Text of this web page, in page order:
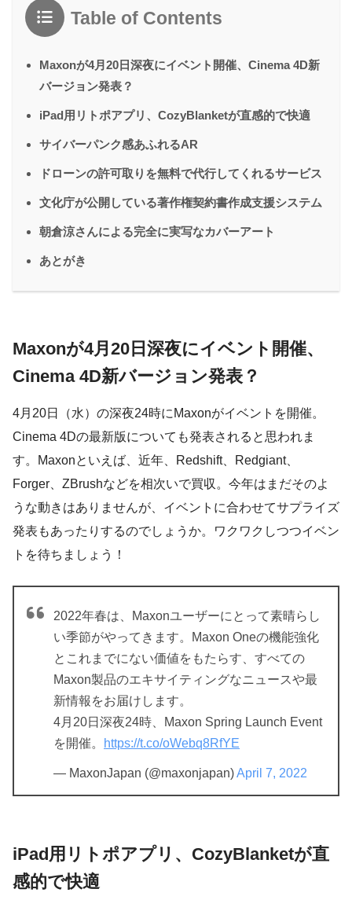
Table of Contents
Maxonが4月20日深夜にイベント開催、Cinema 4D新
バージョン発表？
iPad用リトポアプリ、CozyBlanketが直感的で快適
サイバーパンク感あふれるAR
ドローンの許可取りを無料で代行してくれるサービス
文化庁が公開している著作権契約書作成支援システム
朝倉涼さんによる完全に実写なカバーアート
あとがき
Maxonが4月20日深夜にイベント開催、
Cinema 4D新バージョン発表？
4月20日（水）の深夜24時にMaxonがイベントを開催。
Cinema 4Dの最新版についても発表されると思われま
す。Maxonといえば、近年、Redshift、Redgiant、
Forger、ZBrushなどを相次いで買収。今年はまだそのよ
うな動きはありませんが、イベントに合わせてサプライズ
発表もあったりするのでしょうか。ワクワクしつつイベン
トを待ちましょう！
2022年春は、Maxonユーザーにとって素晴らし
い季節がやってきます。Maxon Oneの機能強化
とこれまでにない価値をもたらす、すべての
Maxon製品のエキサイティングなニュースや最
新情報をお届けします。
4月20日深夜24時、Maxon Spring Launch Event
を開催。
https://t.co/oWebq8RfYE
— MaxonJapan (@maxonjapan)April 7, 2022
iPad用リトポアプリ、CozyBlanketが直
感的で快適